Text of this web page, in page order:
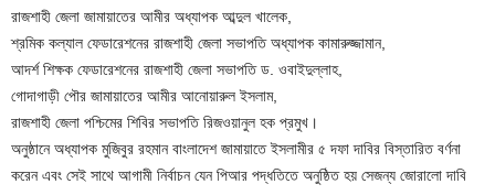
রাজশাহী জেলা জামায়াতের আমীর অধ্যাপক আব্দুল খালেক,
শ্রমিক কল্যাল ফেডারেশনের রাজশাহী জেলা সভাপতি অধ্যাপক কামারুজ্জামান,
আদর্শ শিক্ষক ফেডারেশনের রাজশাহী জেলা সভাপতি ড. ওবাইদুল্লাহ,
গোদাগাড়ী পৌর জামায়াতের আমীর আনোয়ারুল ইসলাম,
রাজশাহী জেলা পশ্চিমের শিবির সভাপতি রিজওয়ানুল হক প্রমুখ।
অনুষ্ঠানে অধ্যাপক মুজিবুর রহমান বাংলাদেশ জামায়াতে ইসলামীর ৫ দফা দাবির বিস্তারিত বর্ণনা
করেন এবং সেই সাথে আগামী নির্বাচন যেন পিআর পদ্ধতিতে অনুষ্ঠিত হয় সেজন্য জোরালো দাবি